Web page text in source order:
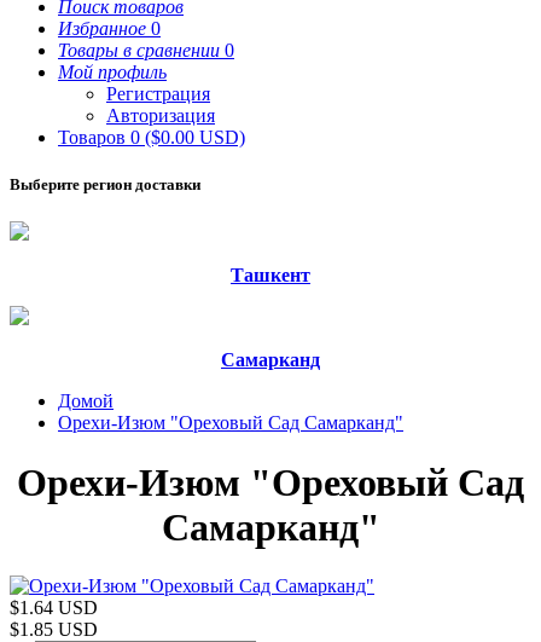
Поиск товаров
Избранное 0
Товары в сравнении 0
Мой профиль
Регистрация
Авторизация
Товаров 0 ($0.00 USD)
Выберите регион доставки
Ташкент
Самарканд
Домой
Орехи-Изюм "Ореховый Сад Самарканд"
Орехи-Изюм "Ореховый Сад
Самарканд"
$1.64 USD
$1.85 USD